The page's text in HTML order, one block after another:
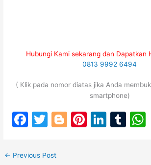
Hubungi Kami sekarang dan Dapatkan
0813 9992 6494
( Klik pada nomor diatas jika Anda
smartphone)
F
c
T
itt
Bl Pi Li T
← Previous Post